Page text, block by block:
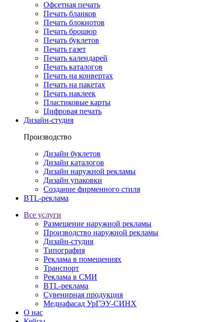
Офсетная печать
Печать бланков
Печать блокнотов
Печать брошюр
Печать буклетов
Печать газет
Печать календарей
Печать каталогов
Печать на конвертах
Печать на пакетах
Печать наклеек
Пластиковые карты
Цифровая печать
Дизайн-студия
Производство
Дизайн буклетов
Дизайн каталогов
Дизайн наружной рекламы
Дизайн упаковки
Создание фирменного стиля
BTL-реклама
Все услуги
Размещение наружной рекламы
Производство наружной рекламы
Дизайн-студия
Типография
Реклама в помещениях
Транспорт
Реклама в СМИ
BTL-реклама
Сувенирная продукция
Медиафасад УрГЭУ-СИНХ
О нас